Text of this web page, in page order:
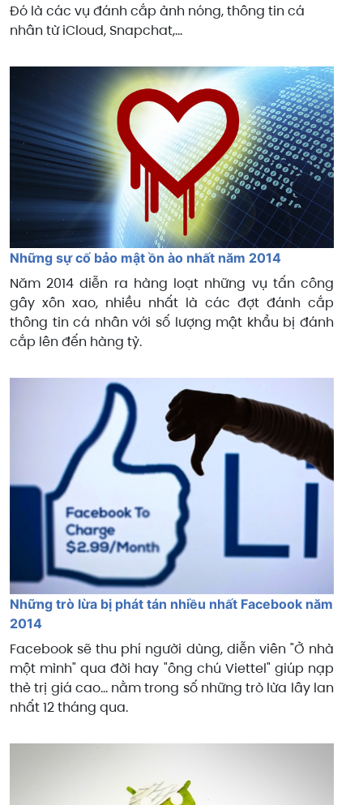
Đó là các vụ đánh cắp ảnh nóng, thông tin cá
nhân từ iCloud, Snapchat,...
Những sự cố bảo mật ồn ào nhất năm 2014
Năm 2014 diễn ra hàng loạt những vụ tấn công
gây xôn xao, nhiều nhất là các đợt đánh cắp
thông tin cá nhân với số lượng mật khẩu bị đánh
cắp lên đến hàng tỷ.
Những trò lừa bị phát tán nhiều nhất Facebook năm
2014
Facebook sẽ thu phí người dùng, diễn viên "Ở nhà
một mình" qua đời hay "ông chú Viettel" giúp nạp
thẻ trị giá cao... nằm trong số những trò lừa lây lan
nhất 12 tháng qua.